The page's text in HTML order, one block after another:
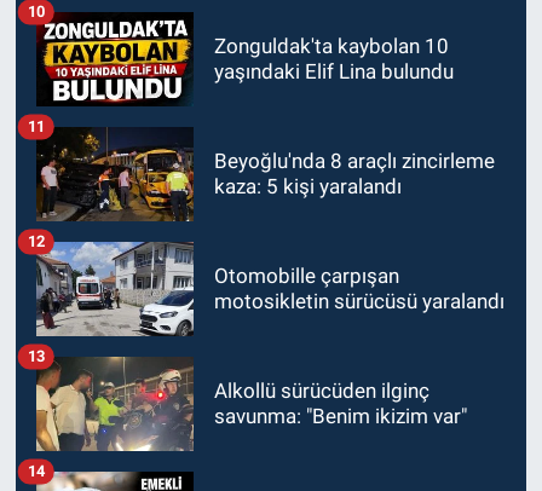
Zonguldak'ta kaybolan 10
yaşındaki Elif Lina bulundu
10
Beyoğlu'nda 8 araçlı zincirleme
kaza: 5 kişi yaralandı
11
Otomobille çarpışan
motosikletin sürücüsü yaralandı
12
Alkollü sürücüden ilginç
savunma: "Benim ikizim var"
13
14